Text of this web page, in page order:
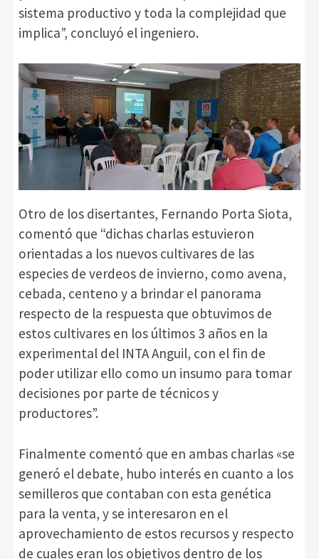
sistema productivo y toda la complejidad que
implica”, concluyó el ingeniero.
Otro de los disertantes, Fernando Porta Siota,
comentó que “dichas charlas estuvieron
orientadas a los nuevos cultivares de las
especies de verdeos de invierno, como avena,
cebada, centeno y a brindar el panorama
respecto de la respuesta que obtuvimos de
estos cultivares en los últimos 3 años en la
experimental del INTA Anguil, con el fin de
poder utilizar ello como un insumo para tomar
decisiones por parte de técnicos y
productores”.
Finalmente comentó que en ambas charlas «se
generó el debate, hubo interés en cuanto a los
semilleros que contaban con esta genética
para la venta, y se interesaron en el
aprovechamiento de estos recursos y respecto
de cuales eran los objetivos dentro de los